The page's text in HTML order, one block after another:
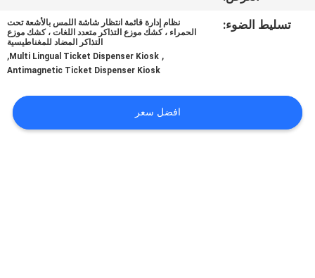
أخبار
اقتباس
تسليط الضوء:
نظام إدارة قائمة انتظار شاشة اللمس بالأشعة تحت
الحمراء ، كشك موزع التذاكر متعدد اللغات ، كشك موزع
التذاكر المضاد للمغناطيسية
,
Multi Lingual Ticket Dispenser Kiosk
,
Antimagnetic Ticket Dispenser Kiosk
افضل سعر